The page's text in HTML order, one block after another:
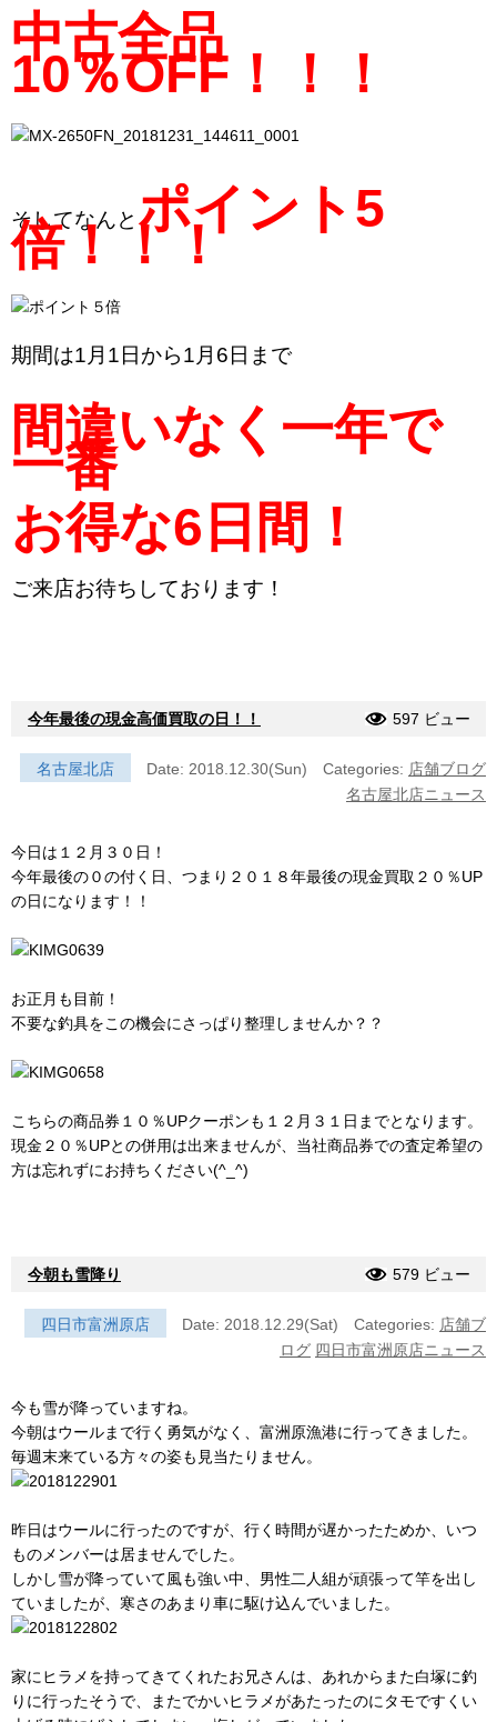
中古全品
10％OFF！！！
そしてなんと ポイント5
倍！！！
期間は1月1日から1月6日まで
間違いなく一年で
一番
お得な6日間！
ご来店お待ちしております！
今年最後の現金高価買取の日！！ 597 ビュー
名古屋北店 Date: 2018.12.30(Sun) Categories: 店舗ブログ
名古屋北店ニュース
今日は１２月３０日！
今年最後の０の付く日、つまり２０１８年最後の現金買取２０％UP
の日になります！！
お正月も目前！
不要な釣具をこの機会にさっぱり整理しませんか？？
こちらの商品券１０％UPクーポンも１２月３１日までとなります。
現金２０％UPとの併用は出来ませんが、当社商品券での査定希望の
方は忘れずにお持ちください(^_^)
今朝も雪降り 579 ビュー
四日市富洲原店 Date: 2018.12.29(Sat) Categories: 店舗ブ
ログ 四日市富洲原店ニュース
今も雪が降っていますね。
今朝はウールまで行く勇気がなく、富洲原漁港に行ってきました。
毎週末来ている方々の姿も見当たりません。
昨日はウールに行ったのですが、行く時間が遅かったためか、いつ
ものメンバーは居ませんでした。
しかし雪が降っていて風も強い中、男性二人組が頑張って竿を出し
ていましたが、寒さのあまり車に駆け込んでいました。
家にヒラメを持ってきてくれたお兄さんは、あれからまた白塚に釣
りに行ったそうで、またでかいヒラメがあたったのにタモですくい